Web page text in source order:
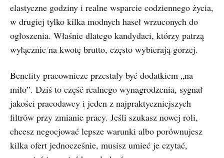
elastyczne godziny i realne wsparcie codziennego życia,
w drugiej tylko kilka modnych haseł wrzuconych do
ogłoszenia. Właśnie dlatego kandydaci, którzy patrzą
wyłącznie na kwotę brutto, często wybierają gorzej.
Benefity pracownicze przestały być dodatkiem „na
miło”. Dziś to część realnego wynagrodzenia, sygnał
jakości pracodawcy i jeden z najpraktyczniejszych
filtrów przy zmianie pracy. Jeśli szukasz nowej roli,
chcesz negocjować lepsze warunki albo porównujesz
kilka ofert jednocześnie, musisz umieć je czytać,